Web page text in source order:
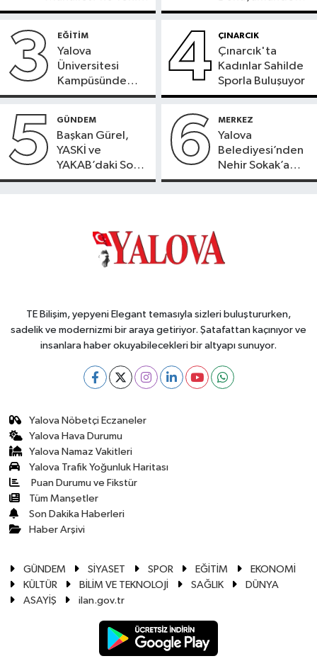
Ortak ATM
Yeni Dönem
3 EĞİTİM
Yalova
Üniversitesi
Kampüsünde
Doğaya Sülün
4 ÇINARCIK
Çınarcık'ta
Kadınlar Sahilde
Sporla Buluşuyor
5 GÜNDEM
Başkan Gürel,
YASKİ ve
YAKAB’daki Son
Durumu Açıkladı
6 MERKEZ
Yalova
Belediyesi’nden
Nehir Sokak’a
Konforlu Dokunuş
TE Bilişim, yepyeni Elegant temasıyla sizleri buluştururken,
sadelik ve modernizmi bir araya getiriyor. Şatafattan kaçınıyor ve
insanlara haber okuyabilecekleri bir altyapı sunuyor.
Yalova Nöbetçi Eczaneler
Yalova Hava Durumu
Yalova Namaz Vakitleri
Yalova Trafik Yoğunluk Haritası
Puan Durumu ve Fikstür
Tüm Manşetler
Son Dakika Haberleri
Haber Arşivi
GÜNDEM SİYASET SPOR EĞİTİM
EKONOMİ
KÜLTÜR
BİLİM VE TEKNOLOJİ SAĞLIK
DÜNYA
ASAYİŞ
ilan.gov.tr